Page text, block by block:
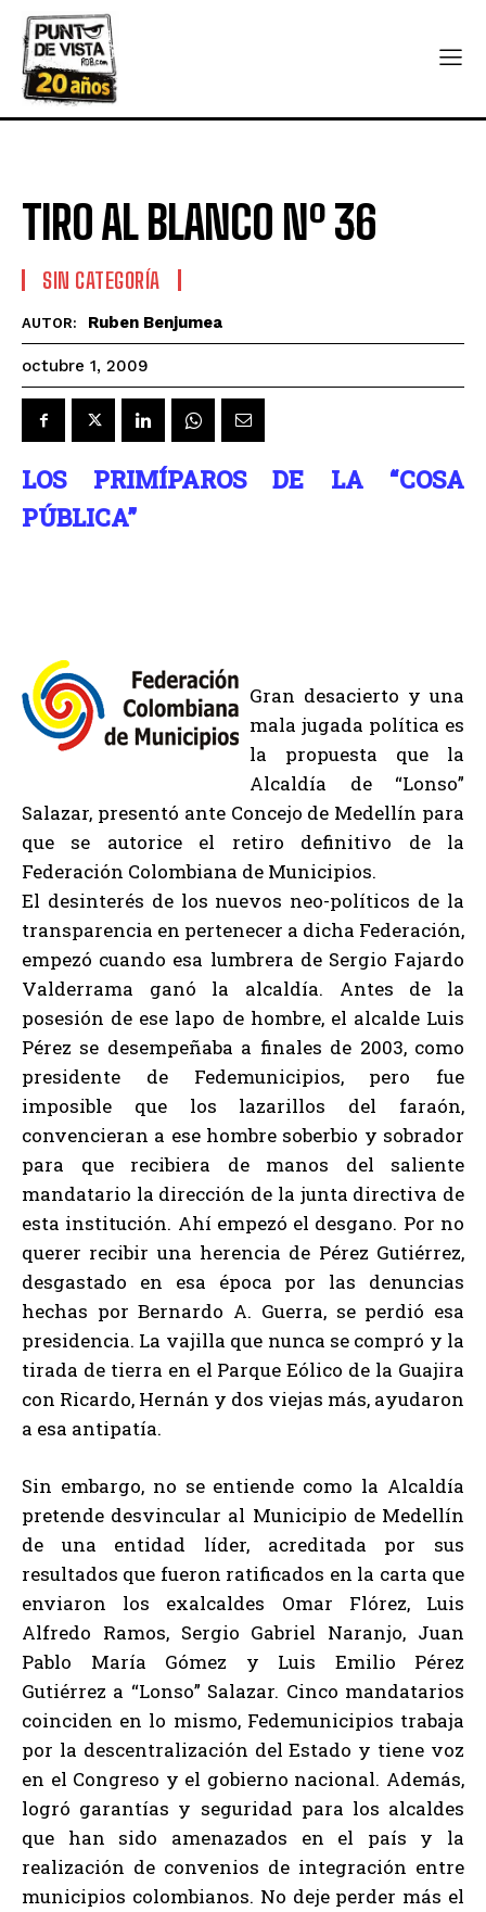
TIRO AL BLANCO Nº 36
SIN CATEGORÍA
AUTOR: Ruben Benjumea
octubre 1, 2009
LOS PRIMÍPAROS DE LA “COSA
PÚBLICA”
Gran desacierto y una
mala jugada política es
la propuesta que la
Alcaldía de “Lonso”
Salazar, presentó ante Concejo de Medellín para
que se autorice el retiro definitivo de la
Federación Colombiana de Municipios.
El desinterés de los nuevos neo-políticos de la
transparencia en pertenecer a dicha Federación,
empezó cuando esa lumbrera de Sergio Fajardo
Valderrama ganó la alcaldía. Antes de la
posesión de ese lapo de hombre, el alcalde Luis
Pérez se desempeñaba a finales de 2003, como
presidente de Fedemunicipios, pero fue
imposible que los lazarillos del faraón,
convencieran a ese hombre soberbio y sobrador
para que recibiera de manos del saliente
mandatario la dirección de la junta directiva de
esta institución. Ahí empezó el desgano. Por no
querer recibir una herencia de Pérez Gutiérrez,
desgastado en esa época por las denuncias
hechas por Bernardo A. Guerra, se perdió esa
presidencia. La vajilla que nunca se compró y la
tirada de tierra en el Parque Eólico de la Guajira
con Ricardo, Hernán y dos viejas más, ayudaron
a esa antipatía.
Sin embargo, no se entiende como la Alcaldía
pretende desvincular al Municipio de Medellín
de una entidad líder, acreditada por sus
resultados que fueron ratificados en la carta que
enviaron los exalcaldes Omar Flórez, Luis
Alfredo Ramos, Sergio Gabriel Naranjo, Juan
Pablo María Gómez y Luis Emilio Pérez
Gutiérrez a “Lonso” Salazar. Cinco mandatarios
coinciden en lo mismo, Fedemunicipios trabaja
por la descentralización del Estado y tiene voz
en el Congreso y el gobierno nacional. Además,
logró garantías y seguridad para los alcaldes
que han sido amenazados en el país y la
realización de convenios de integración entre
municipios colombianos. No deje perder más el